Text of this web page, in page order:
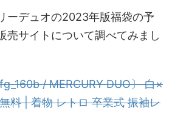
ーデュオの2023年版福袋の予
売サイトについて調べてみまし
/ MERCURY DUO〕 白×
料 | 着物 レトロ 卒業式 振袖レ